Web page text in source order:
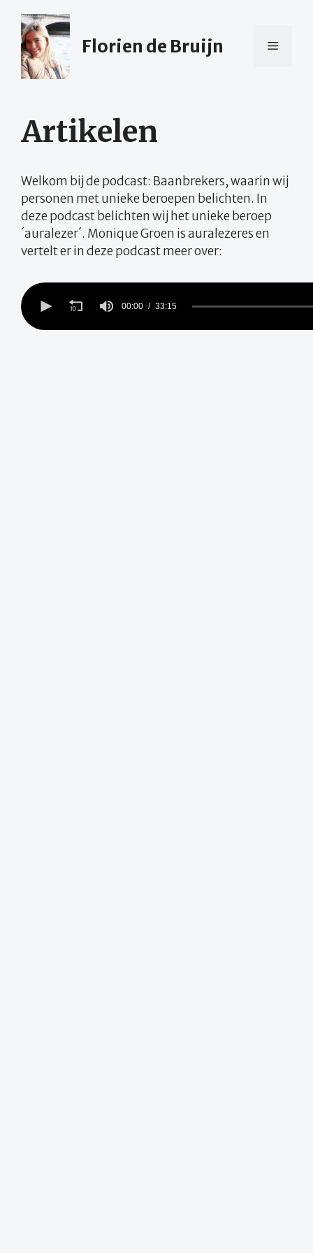
naar
inhoud
Florien de Bruijn Menu
Artikelen
Welkom bij de podcast: Baanbrekers, waarin wij
personen met unieke beroepen belichten. In
deze podcast belichten wij het unieke beroep
´auralezer´. Monique Groen is auralezeres en
vertelt er in deze podcast meer over: